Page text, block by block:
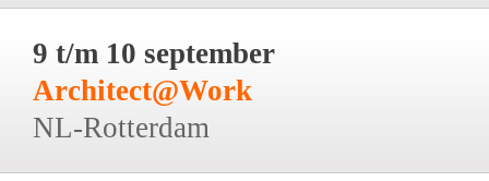
9 t/m 10 september
Architect@Work
NL-Rotterdam